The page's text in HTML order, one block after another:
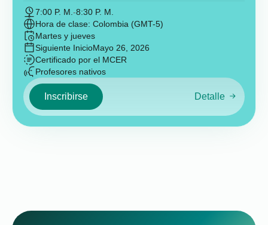
7:00 P. M. -8:30 P. M.
Hora de clase: Colombia (GMT-5)
Martes y jueves
Siguiente InicioMayo 26, 2026
Certificado por el MCER
Profesores nativos
Inscribirse Detalle